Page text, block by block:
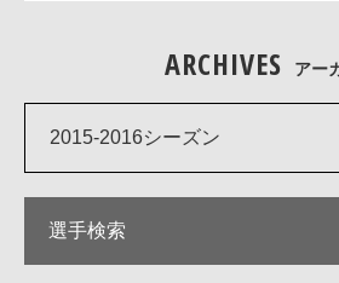
ARCHIVES アー
2015-2016シーズン
選手検索